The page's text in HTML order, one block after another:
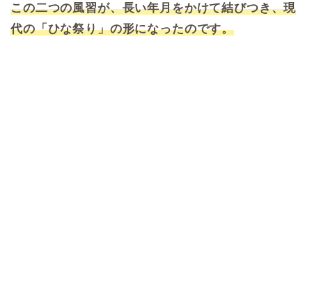
この二つの風習が、長い年月をかけて結びつき、現
代の「ひな祭り」の形になったのです。